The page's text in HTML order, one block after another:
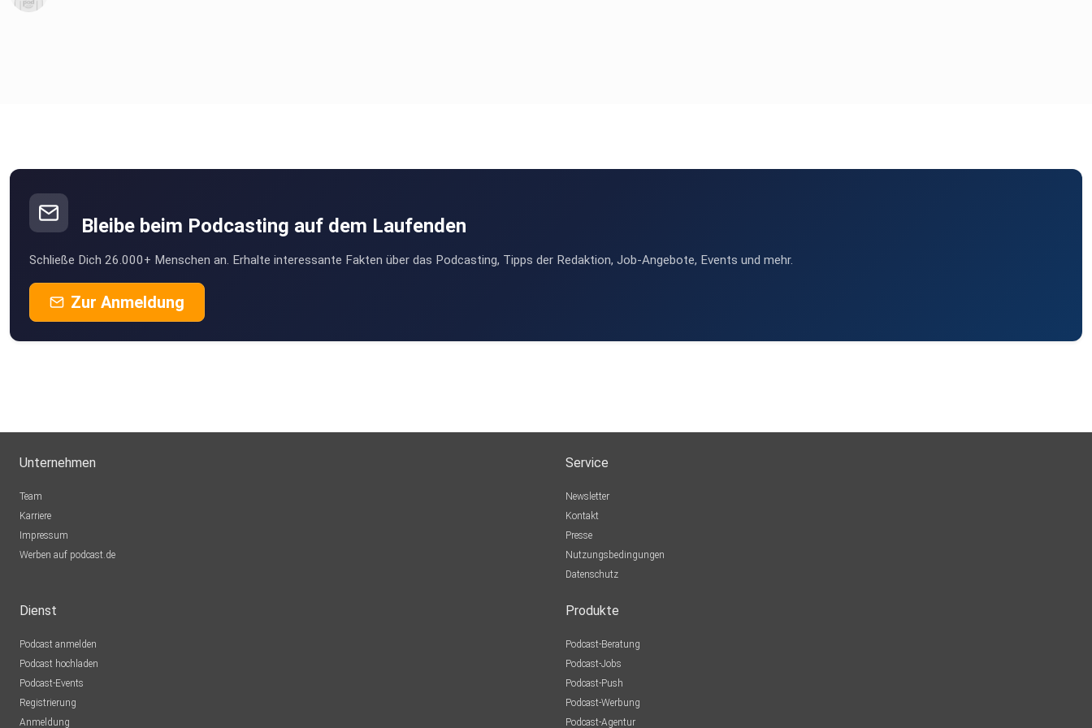
Bleibe beim Podcasting auf dem Laufenden
Schließe Dich 26.000+ Menschen an. Erhalte interessante Fakten über das Podcasting, Tipps der Redaktion, Job-Angebote, Events und mehr.
Zur Anmeldung
Unternehmen
Team
Karriere
Impressum
Werben auf podcast.de
Service
Newsletter
Kontakt
Presse
Nutzungsbedingungen
Datenschutz
Dienst
Podcast anmelden
Podcast hochladen
Podcast-Events
Registrierung
Anmeldung
Produkte
Podcast-Beratung
Podcast-Jobs
Podcast-Push
Podcast-Werbung
Podcast-Agentur